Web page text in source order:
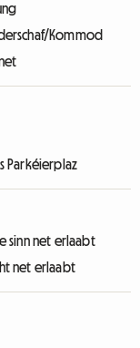
Kommod
Parkéierplaz
sinn net erlaabt
net erlaabt